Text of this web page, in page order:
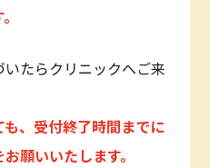
たらクリニックへご来
、受付終了時間までに
願いいたします。